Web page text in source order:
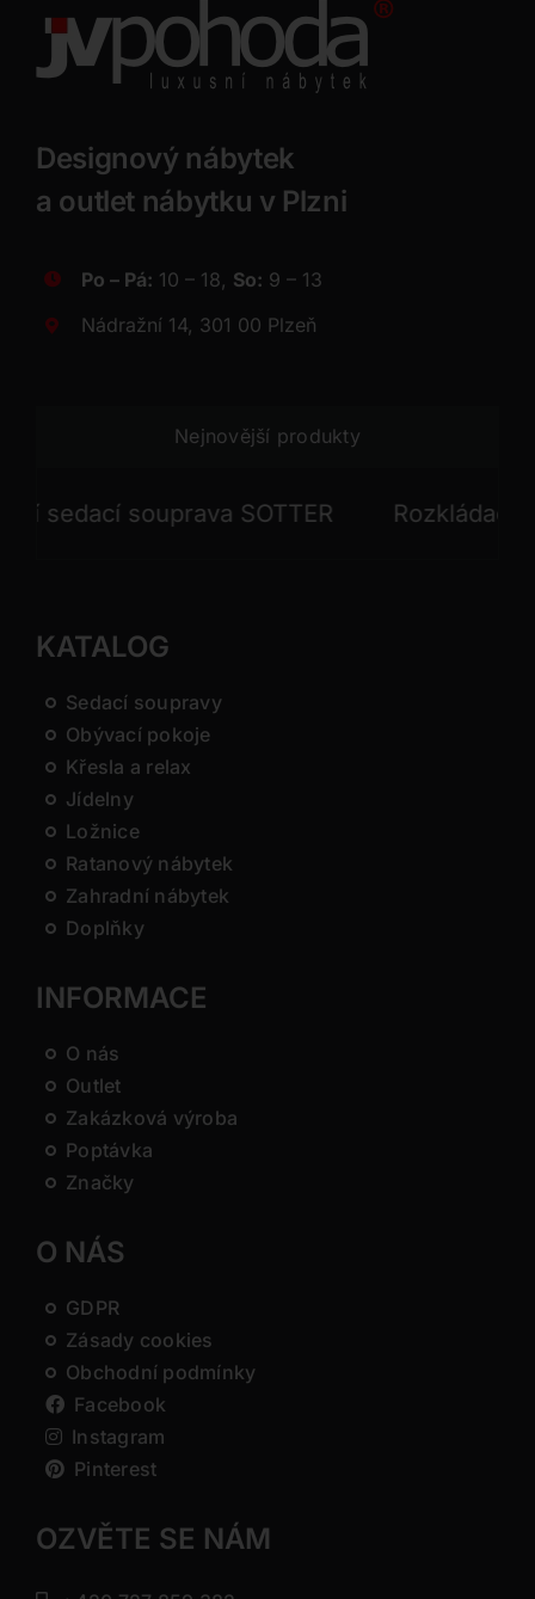
Designový nábytek
a outlet nábytku v Plzni
Po – Pá: 10 – 18, So: 9 – 13
Nádražní 14, 301 00 Plzeň
Nejnovější produkty
souprava SOTTER Rozkládací
KATALOG
Sedací soupravy
Obývací pokoje
Křesla a relax
Jídelny
Ložnice
Ratanový nábytek
Zahradní nábytek
Doplňky
INFORMACE
O nás
Outlet
Zakázková výroba
Poptávka
Značky
O NÁS
GDPR
Zásady cookies
Obchodní podmínky
Facebook
Instagram
Pinterest
OZVĚTE SE NÁM